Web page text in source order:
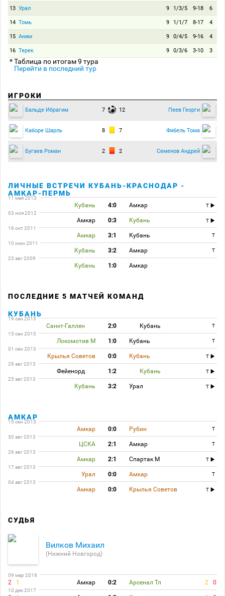
13 Урал 9 1/3/5 9-18 6
14 Томь 9 1/1/7 8-17 4
15 Анжи 9 0/4/5 9-16 4
16 Терек 9 0/3/6 3-10 3
* Таблица по итогам 9 тура
Перейти в последний тур
ИГРОКИ
Бальде Ибрагим 7 12 Пеев Георги
Каборе Шарль 8 7 Фибель Тома
Бугаев Роман 2 2 Семенов Андрей
ЛИЧНЫЕ ВСТРЕЧИ КУБАНЬ-КРАСНОДАР -
АМКАР-ПЕРМЬ
11 мая 2013
Кубань 4:0 Амкар
T
03 ноя 2012
Амкар 0:3 Кубань
T
16 окт 2011
Амкар 3:1 Кубань
T
10 июн 2011
Кубань 3:2 Амкар
T
23 авг 2009
Кубань 1:0 Амкар
ПОСЛЕДНИЕ 5 МАТЧЕЙ КОМАНД
КУБАНЬ
19 сен 2013
Санкт-Галлен 2:0 Кубань
T
15 сен 2013
Локомотив М 1:0 Кубань
T
01 сен 2013
Крылья Советов 0:0 Кубань
T
29 авг 2013
Фейенорд 1:2 Кубань
T
25 авг 2013
Кубань 3:2 Урал T
АМКАР
15 сен 2013
Амкар 0:0 Рубин
T
30 авг 2013
ЦСКА 2:1 Амкар
T
26 авг 2013
Амкар 2:1 Спартак М
T
17 авг 2013
Урал 0:0 Амкар
T
04 авг 2013
Амкар 0:0 Крылья Советов T
СУДЬЯ
Вилков Михаил
(Нижний Новгород)
09 мар 2018
2 1 Амкар 0:2 Арсенал Тл 2 0
10 дек 2017